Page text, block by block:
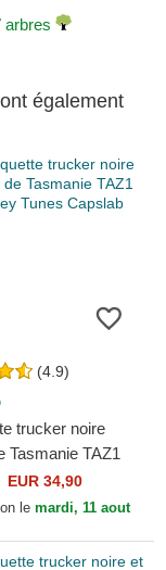
arbres
également
(4.9)
trucker noire
Tasmanie TAZ1
Capslab
EUR 34,90
le mardi, 11 aout